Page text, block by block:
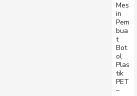
Mes
in
Pem
bua
t
Bot
ol
Plas
tik
PET
–